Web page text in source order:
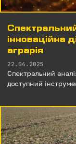
інноваційна
аграрія
22.04.2025
Спектральний
доступний